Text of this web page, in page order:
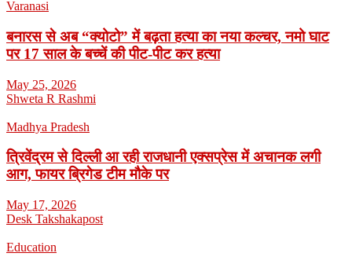
Varanasi
बनारस से अब “क्योटो” में बढ़ता हत्या का नया कल्चर, नमो घाट
पर 17 साल के बच्चें की पीट-पीट कर हत्या
May 25, 2026
Shweta R Rashmi
Madhya Pradesh
त्रिवेंद्रम से दिल्ली आ रही राजधानी एक्सप्रेस में अचानक लगी
आग, फायर ब्रिगेड टीम मौके पर
May 17, 2026
Desk Takshakapost
Education